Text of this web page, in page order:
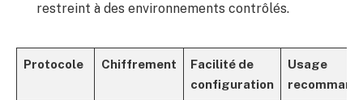
restreint à des environnements contrôlés.
Protocole Chiffrement
Facilité de
configuration
Usage